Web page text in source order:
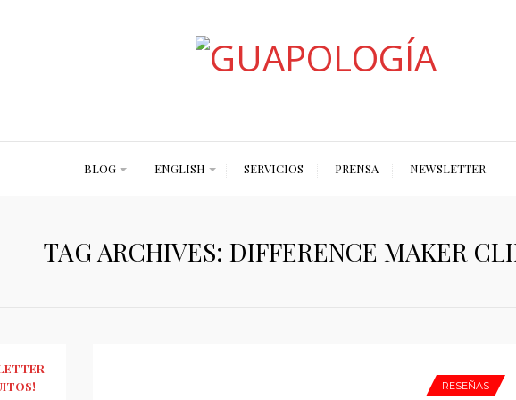
BLOG ENGLISH SERVICIOS PRENSA NEWSLETTER
TAG ARCHIVES: DIFFERENCE MAKER
RESEÑAS